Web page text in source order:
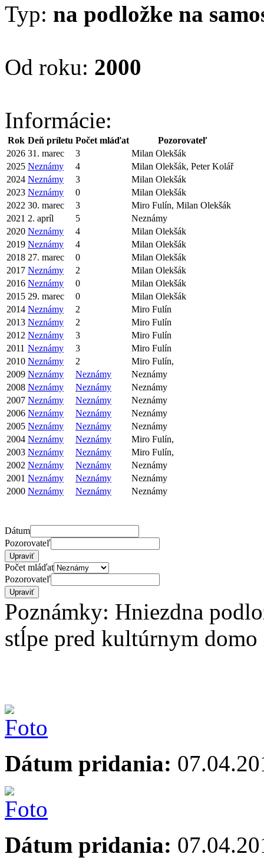
Typ: na podložke na
Od roku: 2000
Informácie:
Rok Deň príletu Počet mláďat
Pozorovateľ
2026 31. marec 3
Milan Olekšák
2025 Neznámy 4
Milan Olekšák, Peter Kolář
2024 Neznámy 3
Milan Olekšák
2023 Neznámy 0
Milan Olekšák
2022 30. marec 3
Miro Fulín, Milan Olekšák
2021 2. apríl 5
Neznámy
2020 Neznámy 4
Milan Olekšák
2019 Neznámy 4
Milan Olekšák
2018 27. marec 0
Milan Olekšák
2017 Neznámy 2
Milan Olekšák
2016 Neznámy 0
Milan Olekšák
2015 29. marec 0
Milan Olekšák
2014 Neznámy 2
Miro Fulín
2013 Neznámy 2
Miro Fulín
2012 Neznámy 3
Miro Fulín
2011 Neznámy 3
Miro Fulín
2010 Neznámy 2
Miro Fulín,
2009 Neznámy Neznámy
Neznámy
2008 Neznámy Neznámy
Neznámy
2007 Neznámy Neznámy
Neznámy
2006 Neznámy Neznámy
Neznámy
2005 Neznámy Neznámy
Neznámy
2004 Neznámy Neznámy
Miro Fulín,
2003 Neznámy Neznámy
Miro Fulín,
2002 Neznámy Neznámy
Neznámy
2001 Neznámy Neznámy
Neznámy
2000 Neznámy Neznámy Neznámy
Dátum
Pozorovateľ
Počet mláďat
Pozorovateľ
Poznámky: Hniezdna
stĺpe pred kultúrnym
Dátum pridania:
Dátum pridania: